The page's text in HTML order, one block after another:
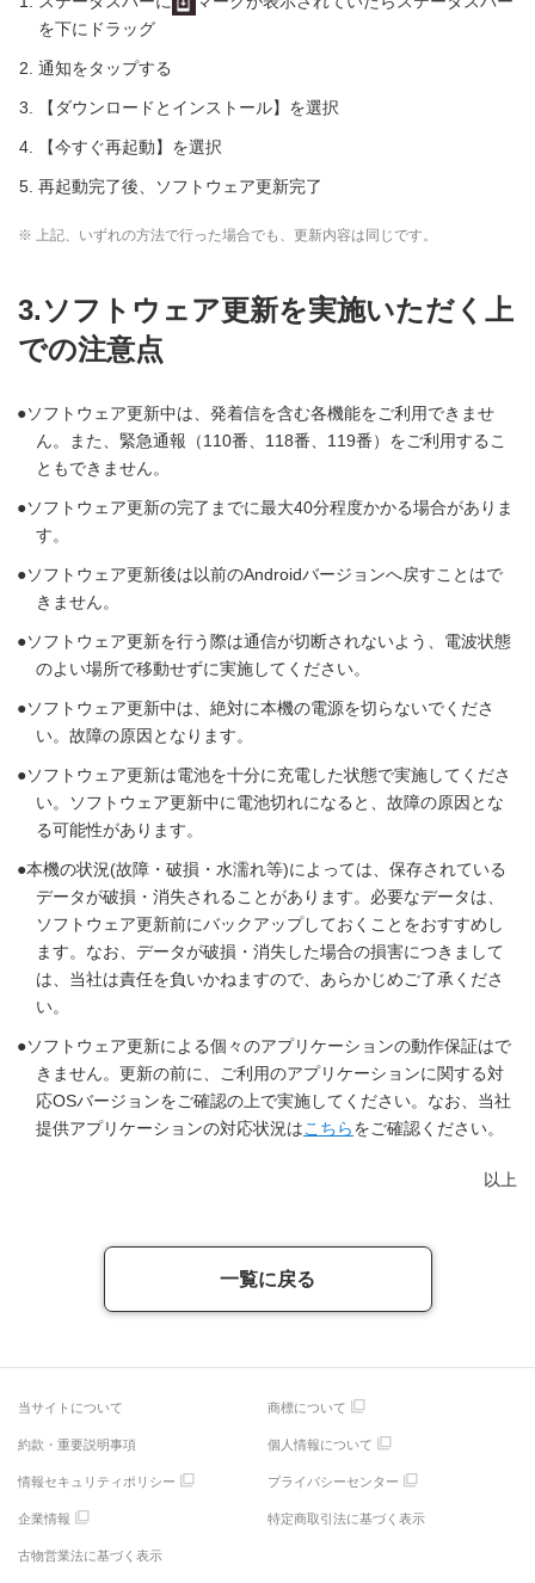
を下にドラッグ
通知をタップする
【ダウンロードとインストール】を選択
【今すぐ再起動】を選択
再起動完了後、ソフトウェア更新完了
※ 上記、いずれの方法で行った場合でも、更新内容は同じです。
3.ソフトウェア更新を実施いただく上
での注意点
ソフトウェア更新中は、発着信を含む各機能をご利用できませ
ん。また、緊急通報（110番、118番、119番）をご利用するこ
ともできません。
ソフトウェア更新の完了までに最大40分程度かかる場合がありま
す。
ソフトウェア更新後は以前のAndroidバージョンへ戻すことはで
きません。
ソフトウェア更新を行う際は通信が切断されないよう、電波状態
のよい場所で移動せずに実施してください。
ソフトウェア更新中は、絶対に本機の電源を切らないでくださ
い。故障の原因となります。
ソフトウェア更新は電池を十分に充電した状態で実施してくださ
い。ソフトウェア更新中に電池切れになると、故障の原因とな
る可能性があります。
本機の状況(故障・破損・水濡れ等)によっては、保存されている
データが破損・消失されることがあります。必要なデータは、
ソフトウェア更新前にバックアップしておくことをおすすめし
ます。なお、データが破損・消失した場合の損害につきまして
は、当社は責任を負いかねますので、あらかじめご了承くださ
い。
ソフトウェア更新による個々のアプリケーションの動作保証はで
きません。更新の前に、ご利用のアプリケーションに関する対
応OSバージョンをご確認の上で実施してください。なお、当社
提供アプリケーションの対応状況はこちらをご確認ください。
以上
一覧に戻る
当サイトについて 商標について
約款・重要説明事項 個人情報について
情報セキュリティポリシー プライバシーセンター
企業情報 特定商取引法に基づく表示
古物営業法に基づく表示